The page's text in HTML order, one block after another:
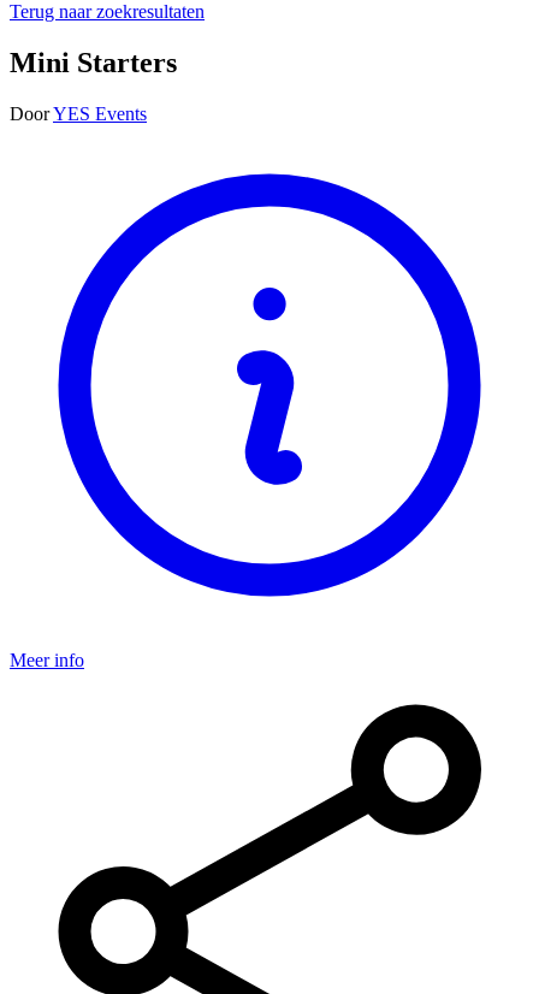
Terug naar zoekresultaten
Mini Starters
DoorYES Events
Meer info